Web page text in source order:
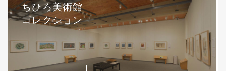
ちひろ美術館
コレクション